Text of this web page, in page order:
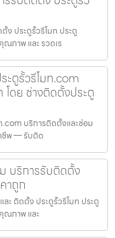
ง ประตูรั้วรีโมท ประตู
ภาพ และ รวดเร
ะตูรั้วรีโมท.com
โดย ช่างติดตั้งประตู
.com บริการติดตั้งและซ่อม
ชีพ — รับติด
บริการรับติดตั้ง
าถูก
ะ ติดตั้ง ประตูรั้วรีโมท ประตู
ณภาพ และ